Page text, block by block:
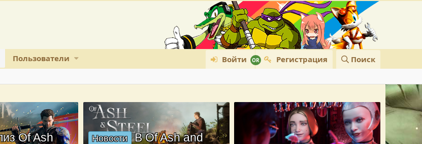
Пользователи Войти Регистрация Поиск
Of Ash
Новости В Of Ash and